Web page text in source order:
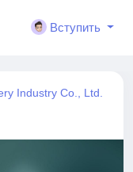
Вступить
Industry Co., Ltd.